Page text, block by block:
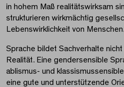
in hohem Maß realitätswirksam
strukturieren wirkmächtig
Lebenswirklichkeit von
Sprache bildet Sachverhalte
Realität. Eine gendersensible
ablismus- und
eine gute und unterstützende